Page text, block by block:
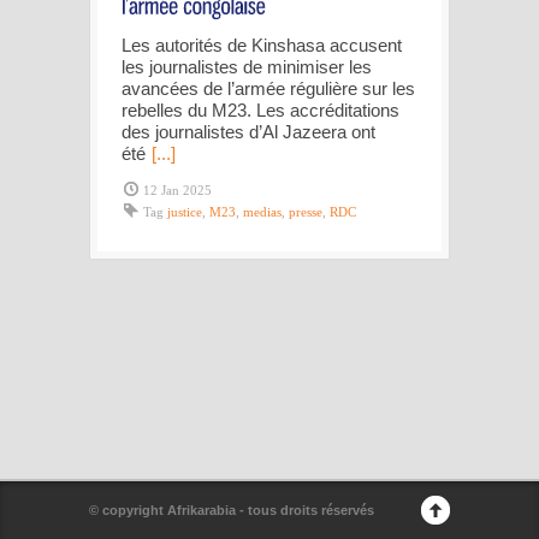
Les autorités de Kinshasa accusent
les journalistes de minimiser les
avancées de l’armée régulière sur les
rebelles du M23. Les accréditations
des journalistes d’Al Jazeera ont
été [...]
12 Jan 2025
Tag justice M23 medias presse RDC
© copyright Afrikarabia - tous droits réservés